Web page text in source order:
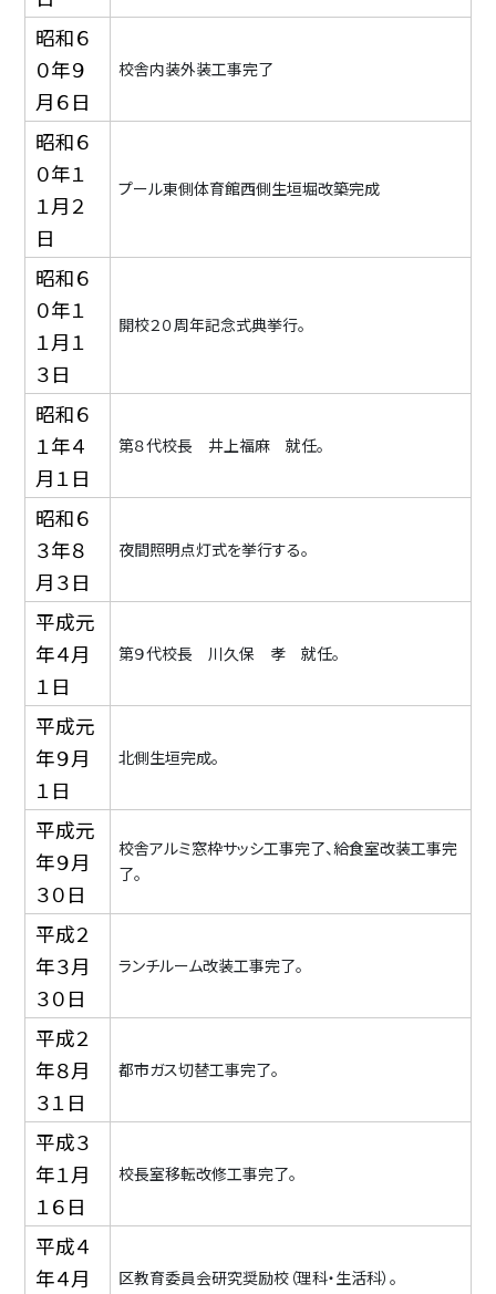
昭和６
０年９
月６日
校舎内装外装工事完了
昭和６
０年１
１月２
日
プール東側体育館西側生垣堀改築完成
昭和６
０年１
１月１
３日
開校２０周年記念式典挙行。
昭和６
１年４
月１日
第８代校長 井上福麻 就任。
昭和６
３年８
月３日
夜間照明点灯式を挙行する。
平成元
年４月
１日
第９代校長 川久保 孝 就任。
平成元
年９月
１日
北側生垣完成。
平成元
年９月
３０日
校舎アルミ窓枠サッシ工事完了、給食室改装工事完
了。
平成２
年３月
３０日
ランチルーム改装工事完了。
平成２
年８月
３１日
都市ガス切替工事完了。
平成３
年１月
１６日
校長室移転改修工事完了。
平成４
年４月
区教育委員会研究奨励校（理科・生活科）。